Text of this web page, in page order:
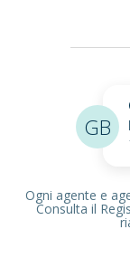
GB
Ogni agente e
Consulta il